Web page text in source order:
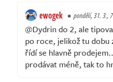
ewogek pondělí, 31. 3.,
@Dydrin do 2, ale
po roce, jelikož tu dobu
řídí se hlavně
prodávat méně, tak to